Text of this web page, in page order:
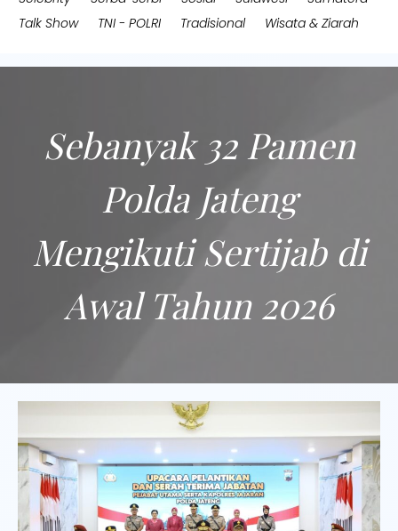
Talk Show
TNI - POLRI Tradisional Wisata & Ziarah
Sebanyak 32 Pamen
Polda Jateng
Mengikuti Sertijab di
Awal Tahun 2026